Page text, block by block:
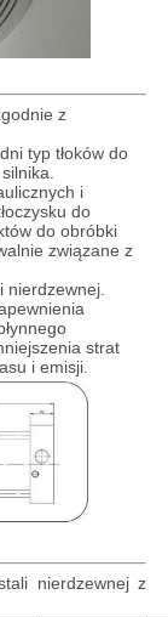
z
typ tłoków do
i
do
do obróbki
związane z
nierdzewnej.
strat
i emisji.
nierdzewnej z